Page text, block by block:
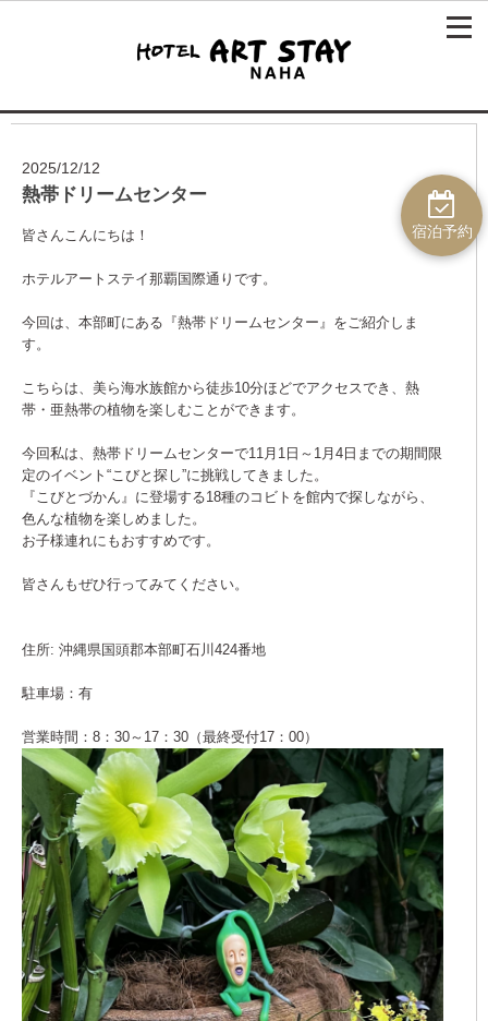
2025/12/12
熱帯ドリームセンター
皆さんこんにちは！
ホテルアートステイ那覇国際通りです。
今回は、本部町にある『熱帯ドリームセンター』をご紹介しま
す。
こちらは、美ら海水族館から徒歩10分ほどでアクセスでき、熱
帯・亜熱帯の植物を楽しむことができます。
今回私は、熱帯ドリームセンターで11月1日～1月4日までの期間限
定のイベント“こびと探し”に挑戦してきました。
『こびとづかん』に登場する18種のコビトを館内で探しながら、
色んな植物を楽しめました。
お子様連れにもおすすめです。
皆さんもぜひ行ってみてください。
住所: 沖縄県国頭郡本部町石川424番地
駐車場：有
営業時間：8：30～17：30（最終受付17：00）
宿泊予約